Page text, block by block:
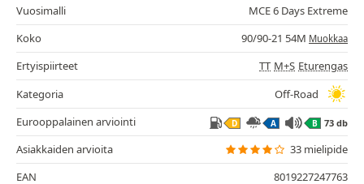
Vuosimalli
MCE 6 Days Extreme
Koko
90/90-21 54M Muokkaa
Ertyispiirteet TT M+S Eturengas
Kategoria
Off-Road
Eurooppalainen arviointi
D A B 73 db
Asiakkaiden arvioita
33 mielipide
EAN
8019227247763